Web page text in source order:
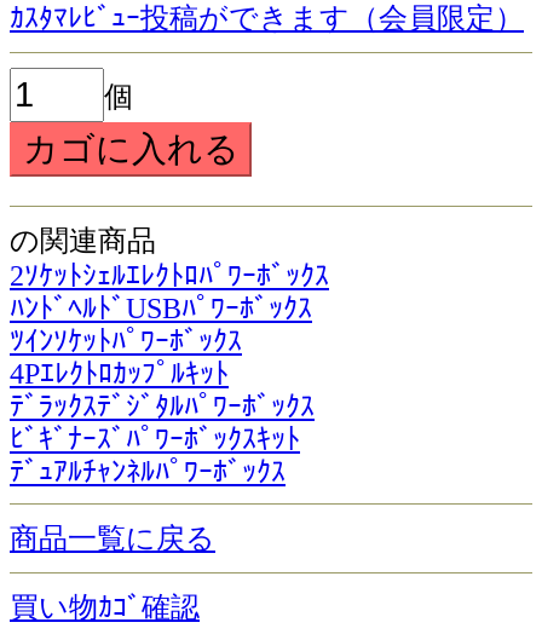
ｶｽﾀﾏﾚﾋﾞｭｰ投稿ができます（会員限定）
個
の関連商品
2ｿｹｯﾄｼｪﾙｴﾚｸﾄﾛﾊﾟﾜｰﾎﾞｯｸｽ
ﾊﾝﾄﾞﾍﾙﾄﾞUSBﾊﾟﾜｰﾎﾞｯｸｽ
ﾂｲﾝｿｹｯﾄﾊﾟﾜｰﾎﾞｯｸｽ
4Pｴﾚｸﾄﾛｶｯﾌﾟﾙｷｯﾄ
ﾃﾞﾗｯｸｽﾃﾞｼﾞﾀﾙﾊﾟﾜｰﾎﾞｯｸｽ
ﾋﾞｷﾞﾅｰｽﾞﾊﾟﾜｰﾎﾞｯｸｽｷｯﾄ
ﾃﾞｭｱﾙﾁｬﾝﾈﾙﾊﾟﾜｰﾎﾞｯｸｽ
商品一覧に戻る
買い物ｶｺﾞ確認